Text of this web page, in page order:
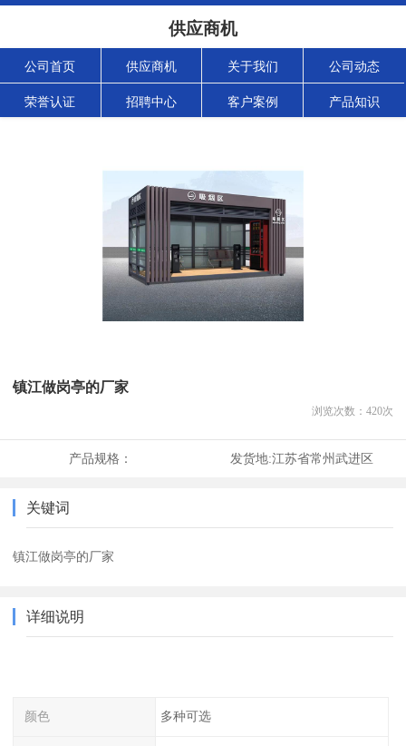
供应商机
公司首页 供应商机 关于我们 公司动态
荣誉认证 招聘中心 客户案例 产品知识
镇江做岗亭的厂家
浏览次数： 420次
产品规格： 发货地:江苏省常州武进区
关键词
镇江做岗亭的厂家
详细说明
颜色 多种可选